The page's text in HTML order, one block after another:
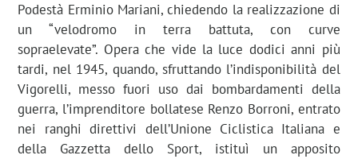
Podestà Erminio Mariani, chiedendo la realizzazione di
un “velodromo in terra battuta, con curve
sopraelevate”. Opera che vide la luce dodici anni più
tardi, nel 1945, quando, sfruttando l’indisponibilità del
Vigorelli, messo fuori uso dai bombardamenti della
guerra, l’imprenditore bollatese Renzo Borroni, entrato
nei ranghi direttivi dell’Unione Ciclistica Italiana e
della Gazzetta dello Sport, istituì un apposito